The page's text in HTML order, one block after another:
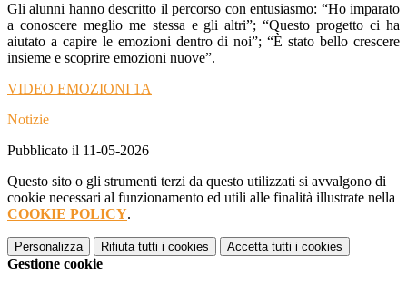
Gli alunni hanno descritto il percorso con entusiasmo: “Ho imparato
a conoscere meglio me stessa e gli altri”; “Questo progetto ci ha
aiutato a capire le emozioni dentro di noi”; “È stato bello crescere
insieme e scoprire emozioni nuove”.
VIDEO EMOZIONI 1A
Notizie
Pubblicato il 11-05-2026
Questo sito o gli strumenti terzi da questo utilizzati si avvalgono di
cookie necessari al funzionamento ed utili alle finalità illustrate nella
COOKIE POLICY.
Personalizza Rifiuta tutti i cookies Accetta tutti i cookies
Gestione cookie